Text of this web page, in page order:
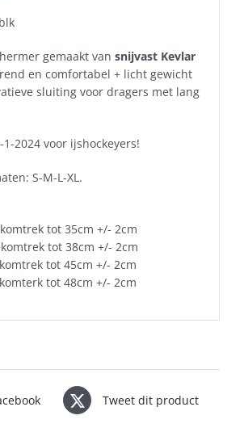
gemaakt van snijvast Kevlar
en comfortabel + licht gewicht
sluiting voor dragers met lang
2024 voor ijshockeyers!
S-M-L-XL.
tot 35cm +/- 2cm
tot 38cm +/- 2cm
tot 45cm +/- 2cm
tot 48cm +/- 2cm
Tweet dit product